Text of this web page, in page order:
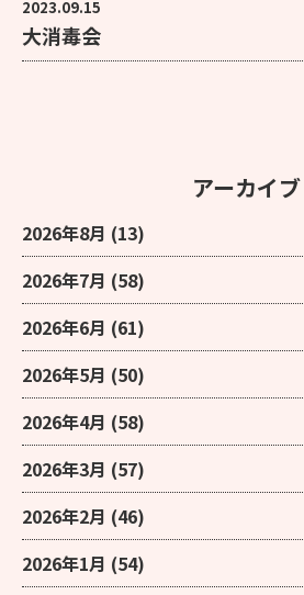
2023.09.15
大消毒会
アーカイブ
2026年8月 (13)
2026年7月 (58)
2026年6月 (61)
2026年5月 (50)
2026年4月 (58)
2026年3月 (57)
2026年2月 (46)
2026年1月 (54)